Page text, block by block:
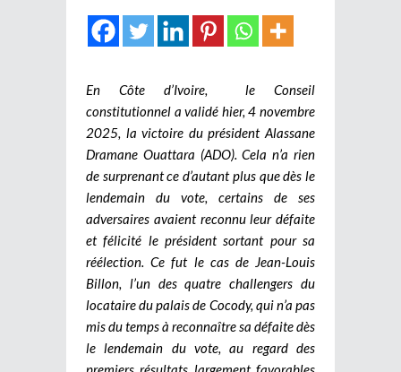
En Côte d’Ivoire, le Conseil
constitutionnel a validé hier, 4 novembre
2025, la victoire du président Alassane
Dramane Ouattara (ADO). Cela n’a rien
de surprenant ce d’autant plus que dès le
lendemain du vote, certains de ses
adversaires avaient reconnu leur défaite
et félicité le président sortant pour sa
réélection. Ce fut le cas de Jean-Louis
Billon, l’un des quatre challengers du
locataire du palais de Cocody, qui n’a pas
mis du temps à reconnaître sa défaite dès
le lendemain du vote, au regard des